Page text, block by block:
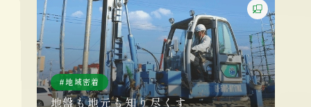
地域密着
地盤も地元も知り尽くす